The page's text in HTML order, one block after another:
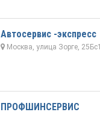
Автосервис -экспресс
Москва, улица Зорге, 25Бс1
ПРОФШИНСЕРВИС